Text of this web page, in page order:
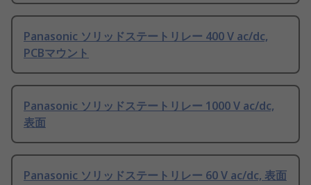
Panasonic ソリッドステートリレー 400 V ac/dc,
PCBマウント
Panasonic ソリッドステートリレー 1000 V ac/dc,
表面
Panasonic ソリッドステートリレー 60 V ac/dc, 表面